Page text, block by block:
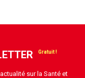
sur la Santé et